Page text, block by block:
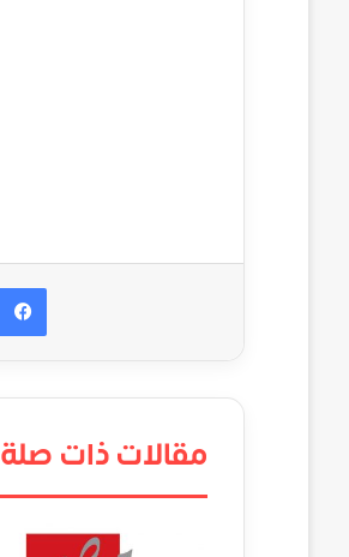
مقالات ذات صلة